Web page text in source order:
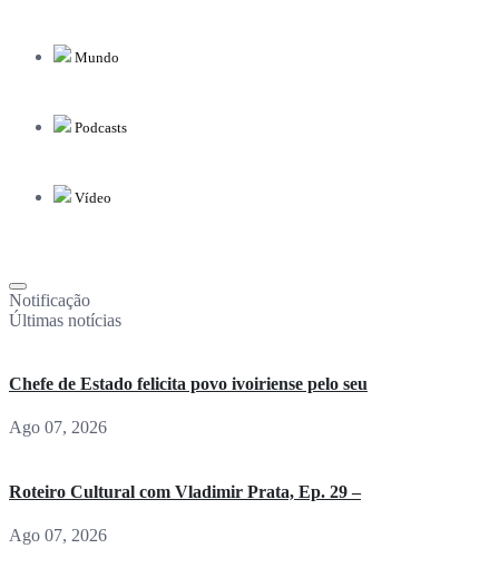
Mundo
Podcasts
Vídeo
Notificação
Últimas notícias
Chefe de Estado felicita povo ivoiriense pelo seu
Ago 07, 2026
Roteiro Cultural com Vladimir Prata, Ep. 29 –
Ago 07, 2026